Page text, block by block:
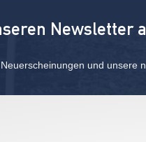
Newsletter
und unsere